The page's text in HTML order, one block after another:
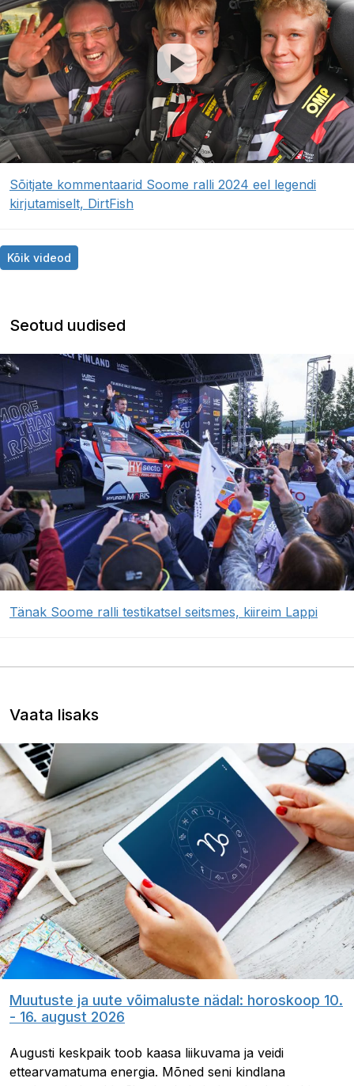
Sõitjate kommentaarid Soome ralli 2024 eel legendi
kirjutamiselt, DirtFish
Kõik videod
Seotud uudised
Tänak Soome ralli testikatsel seitsmes, kiireim Lappi
Vaata lisaks
Muutuste ja uute võimaluste nädal: horoskoop 10.
- 16. august 2026
Augusti keskpaik toob kaasa liikuvama ja veidi
ettearvamatuma energia. Mõned seni kindlana